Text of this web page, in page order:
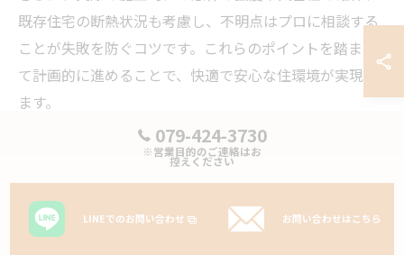
既存住宅の断熱状況も考慮し、不明点はプロに相談する
ことが失敗を防ぐコツです。これらのポイントを踏まえ
て計画的に進めることで、快適で安心な住環境が実現し
ます。
窓リフォームの失敗例と対策ポイント紹介
窓リフォームでよくある失敗例には「サイズが合わず追
加費用が発生した」「結露が完全に防げなかった」「補
助金申請の書類不備で手続きが遅れた」などがありま
079-424-3730
※営業目的のご連絡はお
控えください
LINEでのお問い合わせ お問い合わせはこちら